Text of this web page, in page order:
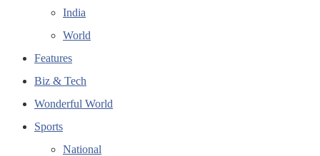
India
World
Features
Biz & Tech
Wonderful World
Sports
National